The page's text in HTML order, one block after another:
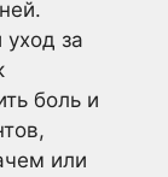
за
боль и
или